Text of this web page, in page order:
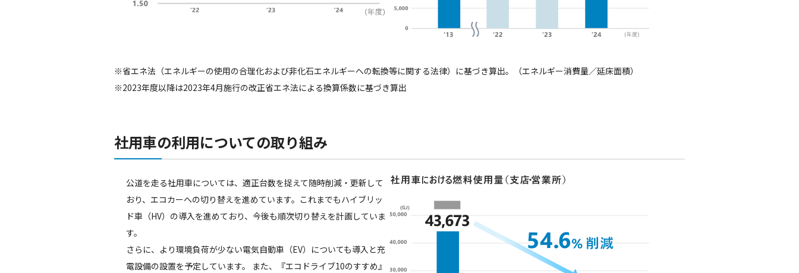
※省エネ法（エネルギーの使用の合理化および非化石エネルギーへの転換等に関する法律）に基づき算出。（エネルギー消費量／延床面積）
※2023年度以降は2023年4月施行の改正省エネ法による換算係数に基づき算出
社用車の利用についての取り組み
公道を走る社用車については、適正台数を捉えて随時削減・更新して
おり、エコカーへの切り替えを進めています。これまでもハイブリッ
ド車（HV）の導入を進めており、今後も順次切り替えを計画していま
す。
さらに、より環境負荷が少ない電気自動車（EV）についても導入と充
電設備の設置を予定しています。 また、『エコドライブ10のすすめ』